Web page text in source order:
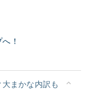
！
まかな内訳も